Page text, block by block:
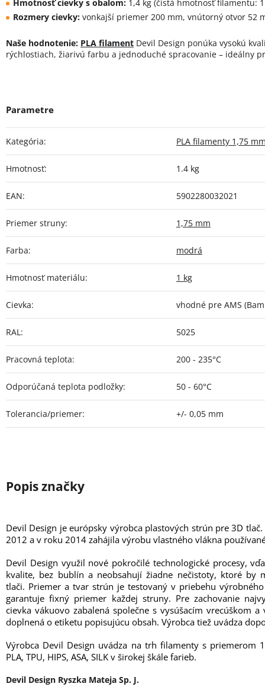
Hmotnosť cievky s obalom: 1,4 kg (čistá hmotnosť filamentu:
Rozmery cievky: vonkajší priemer 200 mm, vnútorný otvor 52
Naše hodnotenie: PLA filament Devil Design ponúka vysokú
rýchlostiach, žiarivú farbu a jednoduché spracovanie – ideálny
Kategória: PLA filamenty 1,75
Hmotnosť: 1.4 kg
EAN: 5902280032021
Priemer struny: 1,75 mm
Farba: modrá
Hmotnosť materiálu: 1 kg
Cievka: vhodné pre AMS
RAL: 5025
Pracovná teplota: 200 - 235°C
Odporúčaná teplota podložky: 50 - 60°C
Tolerancia/priemer: +/- 0,05 mm
Devil Design je európsky výrobca plastových strún pre 3D
2012 a v roku 2014 zahájila výrobu vlastného vlákna
Devil Design využil nové pokročilé technologické procesy,
kvalite, bez bublín a neobsahují žiadne nečistoty, ktoré by
tlači. Priemer a tvar strún je testovaný v priebehu
garantuje fixný priemer každej struny. Pre zachovanie
cievka vákuovo zabalená společne s vysúšacím vrecúškom
doplnená o etiketu popisujúcu obsah. Výrobca tiež uvádza
Výrobca Devil Design uvádza na trh filamenty s priemerom
PLA, TPU, HIPS, ASA, SILK v širokej škále farieb.
Devil Design Ryszka Mateja Sp. J.